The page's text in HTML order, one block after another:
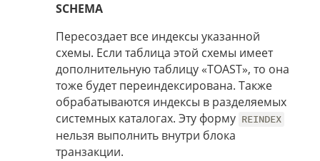
SCHEMA
Пересоздает все индексы указанной
схемы. Если таблица этой схемы имеет
дополнительную таблицу «TOAST», то она
тоже будет переиндексирована. Также
обрабатываются индексы в разделяемых
системных каталогах. Эту форму REINDEX
нельзя выполнить внутри блока
транзакции.